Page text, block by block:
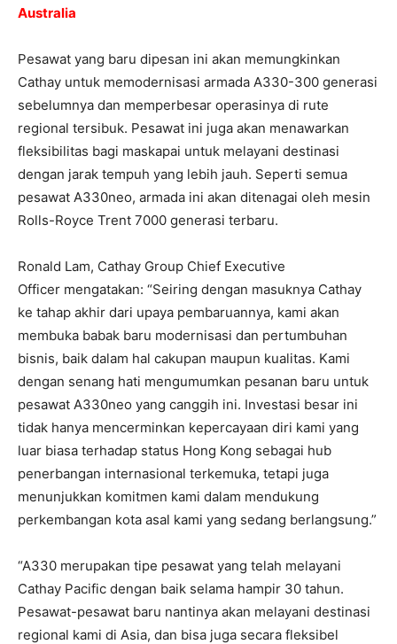
Australia
Pesawat yang baru dipesan ini akan memungkinkan
Cathay untuk memodernisasi armada A330-300 generasi
sebelumnya dan memperbesar operasinya di rute
regional tersibuk. Pesawat ini juga akan menawarkan
fleksibilitas bagi maskapai untuk melayani destinasi
dengan jarak tempuh yang lebih jauh. Seperti semua
pesawat A330neo, armada ini akan ditenagai oleh mesin
Rolls-Royce Trent 7000 generasi terbaru.
Ronald Lam, Cathay Group Chief Executive
Officer mengatakan: “Seiring dengan masuknya Cathay
ke tahap akhir dari upaya pembaruannya, kami akan
membuka babak baru modernisasi dan pertumbuhan
bisnis, baik dalam hal cakupan maupun kualitas. Kami
dengan senang hati mengumumkan pesanan baru untuk
pesawat A330neo yang canggih ini. Investasi besar ini
tidak hanya mencerminkan kepercayaan diri kami yang
luar biasa terhadap status Hong Kong sebagai hub
penerbangan internasional terkemuka, tetapi juga
menunjukkan komitmen kami dalam mendukung
perkembangan kota asal kami yang sedang berlangsung.”
“A330 merupakan tipe pesawat yang telah melayani
Cathay Pacific dengan baik selama hampir 30 tahun.
Pesawat-pesawat baru nantinya akan melayani destinasi
regional kami di Asia, dan bisa juga secara fleksibel